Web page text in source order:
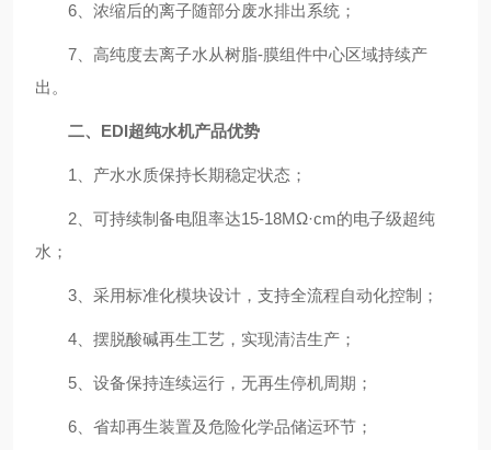
6、浓缩后的离子随部分废水排出系统；
7、高纯度去离子水从树脂-膜组件中心区域持续产
出。
二、EDI超纯水机产品优势
1、产水水质保持长期稳定状态；
2、可持续制备电阻率达15-18MΩ·cm的电子级超纯
水；
3、采用标准化模块设计，支持全流程自动化控制；
4、摆脱酸碱再生工艺，实现清洁生产；
5、设备保持连续运行，无再生停机周期；
6、省却再生装置及危险化学品储运环节；